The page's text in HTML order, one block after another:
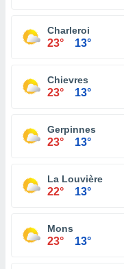
Charleroi
23° 13°
Chievres
23° 13°
Gerpinnes
23° 13°
La Louvière
22° 13°
Mons
23° 13°